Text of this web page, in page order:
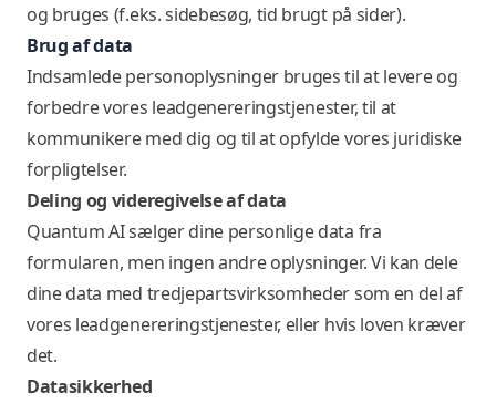
og bruges (f.eks. sidebesøg, tid brugt på sider).
Brug af data
Indsamlede personoplysninger bruges til at levere og
forbedre vores leadgenereringstjenester, til at
kommunikere med dig og til at opfylde vores juridiske
forpligtelser.
Deling og videregivelse af data
Quantum AI sælger dine personlige data fra
formularen, men ingen andre oplysninger. Vi kan dele
dine data med tredjepartsvirksomheder som en del af
vores leadgenereringstjenester, eller hvis loven kræver
det.
Datasikkerhed